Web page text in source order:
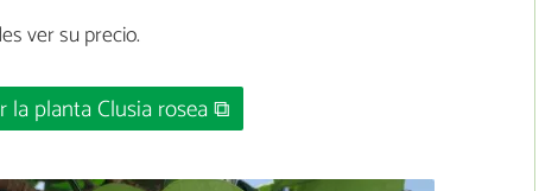
ver su precio.
la planta Clusia rosea ⧉